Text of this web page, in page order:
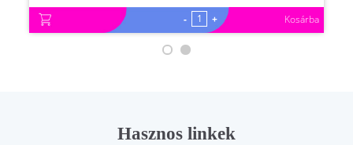
- + Kosárba
Hasznos linkek